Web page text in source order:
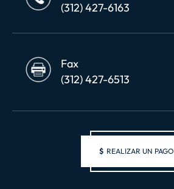
(312) 427-6163
Fax
(312) 427-6513
$ REALIZAR UN PAGO